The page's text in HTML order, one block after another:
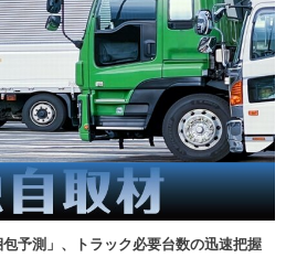
包予測」、トラック必要台数の迅速把握